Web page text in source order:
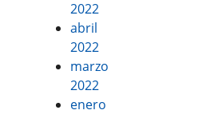
2022
abril
2022
marzo
2022
enero